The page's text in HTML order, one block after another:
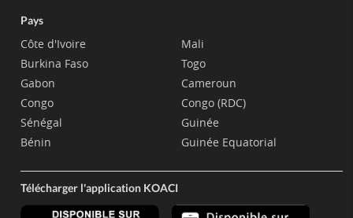
Pays
Côte d'Ivoire
Burkina Faso
Gabon
Congo
Sénégal
Bénin
Mali
Togo
Cameroun
Congo (RDC)
Guinée
Guinée Equatorial
Télécharger l'application KOACI